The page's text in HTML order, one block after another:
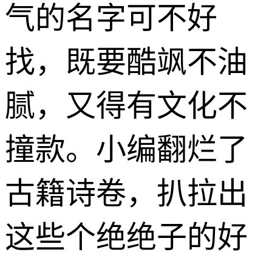
气的名字可不好
找，既要酷飒不油
腻，又得有文化不
撞款。小编翻烂了
古籍诗卷，扒拉出
这些个绝绝子的好